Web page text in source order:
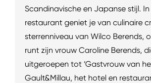
Scandinavische en Japanse stijl.
restaurant geniet je van culinaire
sterrenniveau van Wilco Berends,
runt zijn vrouw Caroline Berends,
uitgeroepen tot ‘Gastvrouw van
Gault&Millau, het hotel en